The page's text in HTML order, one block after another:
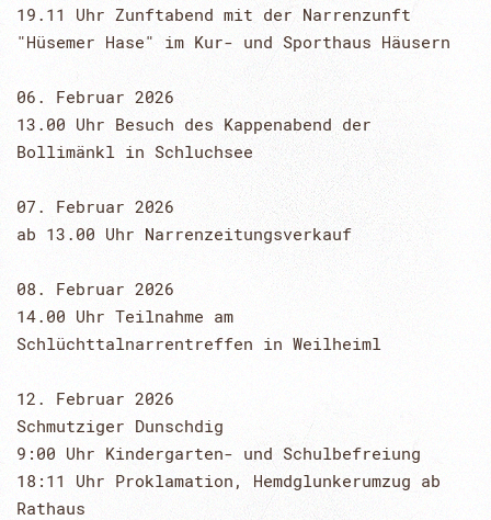
19.11 Uhr Zunftabend mit der Narrenzunft
"Hüsemer Hase" im Kur- und Sporthaus Häusern
06. Februar 2026
13.00 Uhr Besuch des Kappenabend der
Bollimänkl in Schluchsee
07. Februar 2026
ab 13.00 Uhr Narrenzeitungsverkauf
08. Februar 2026
14.00 Uhr Teilnahme am
Schlüchttalnarrentreffen in Weilheiml
12. Februar 2026
Schmutziger Dunschdig
9:00 Uhr Kindergarten- und Schulbefreiung
18:11 Uhr Proklamation, Hemdglunkerumzug ab
Rathaus